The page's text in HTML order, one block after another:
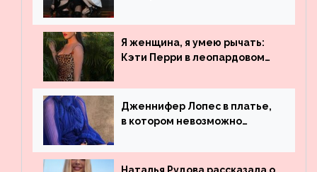
просмотрам на YouTube. Они
обогнали даже Джастина
Бибера
Я женщина, я умею рычать:
Кэти Перри в леопардовом
Дженнифер Лопес в платье,
в котором невозможно